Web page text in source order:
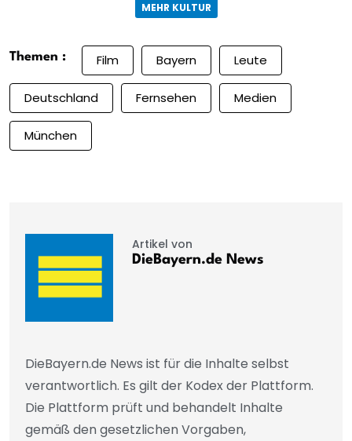
MEHR KULTUR
Themen : Film Bayern Leute
Deutschland Fernsehen Medien
München
Artikel von
DieBayern.de News
DieBayern.de News ist für die Inhalte selbst
verantwortlich. Es gilt der Kodex der Plattform.
Die Plattform prüft und behandelt Inhalte
gemäß den gesetzlichen Vorgaben,